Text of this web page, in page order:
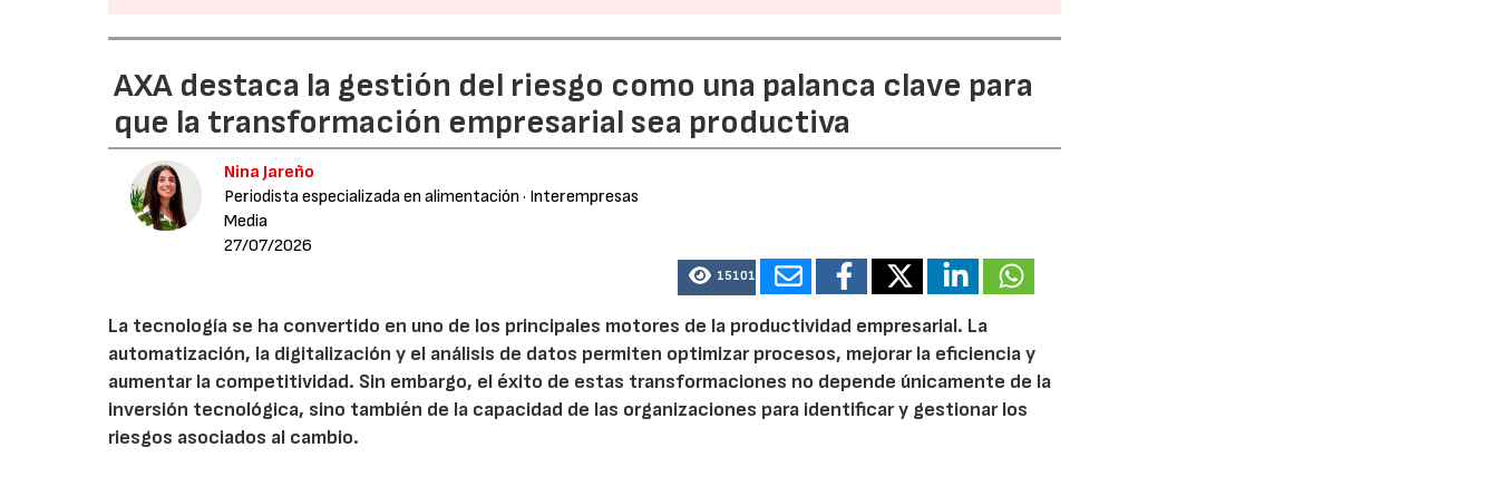
AXA destaca la gestión del riesgo como una palanca clave para
que la transformación empresarial sea productiva
Nina Jareño
Periodista especializada en alimentación · Interempresas
Media
27/07/2026
15101
La tecnología se ha convertido en uno de los principales motores de la productividad empresarial. La
automatización, la digitalización y el análisis de datos permiten optimizar procesos, mejorar la eficiencia y
aumentar la competitividad. Sin embargo, el éxito de estas transformaciones no depende únicamente de la
inversión tecnológica, sino también de la capacidad de las organizaciones para identificar y gestionar los
riesgos asociados al cambio.